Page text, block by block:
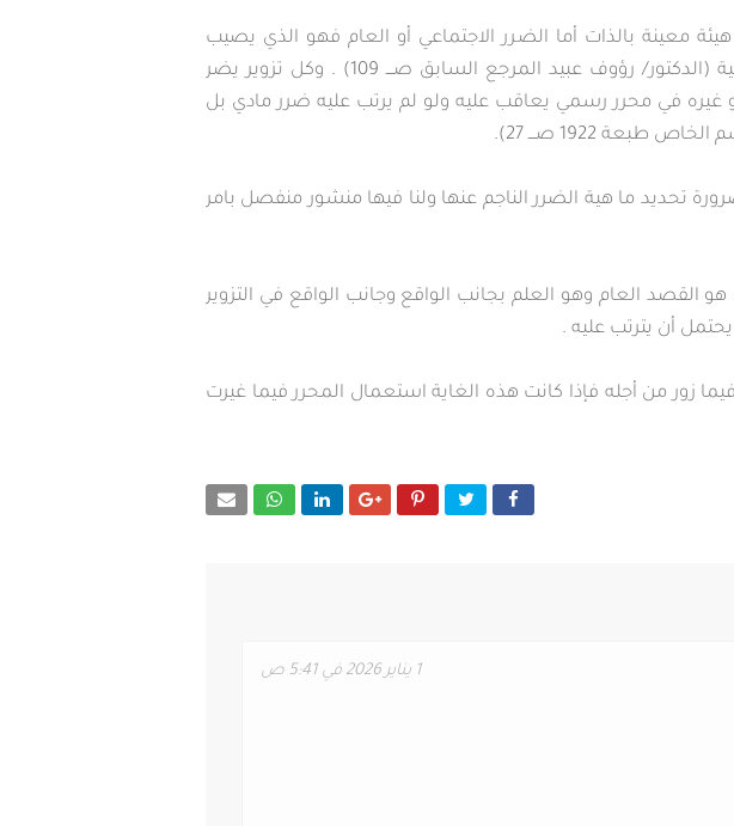
معينة بالذات أما الضرر الاجتماعي أو العام فهو الذي يصيب
الصالح العام في مجموعة وجميع صور الضرر قد تكون فردية كما قد تكون اجتماعية (الدكتور/ رؤوف عبيد المرجع السابق صـــ 109) . وكل تزوير يضر
غيره في محرر رسمي يعاقب عليه ولو لم يرتب عليه ضرر مادي بل
1922 صـــ 27).
تحديد ما هية الضرر الناجم عنها ولنا فيها منشور منفصل بامر
القصد العام وهو العلم بجانب الواقع وجانب الواقع في التزوير
أن يترتب عليه .
زور من أجله فإذا كانت هذه الغاية استعمال المحرر فيما غيرت
1 يناير 2026 في 5:41 ص